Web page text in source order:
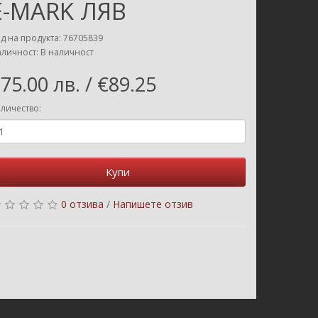
MARK ЛЯВ
на продукта: 76705839
В наличност
лв. / €89.25
Купи
0 отзива / Напишете отзив